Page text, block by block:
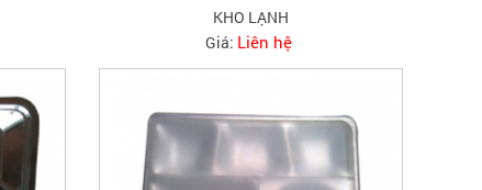
KHO LẠNH
Giá: Liên hệ